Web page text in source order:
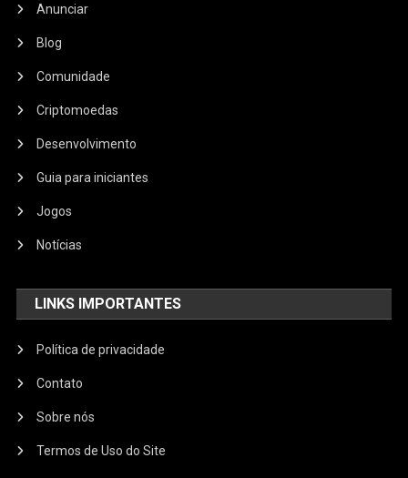
Anunciar
Blog
Comunidade
Criptomoedas
Desenvolvimento
Guia para iniciantes
Jogos
Notícias
LINKS IMPORTANTES
Política de privacidade
Contato
Sobre nós
Termos de Uso do Site